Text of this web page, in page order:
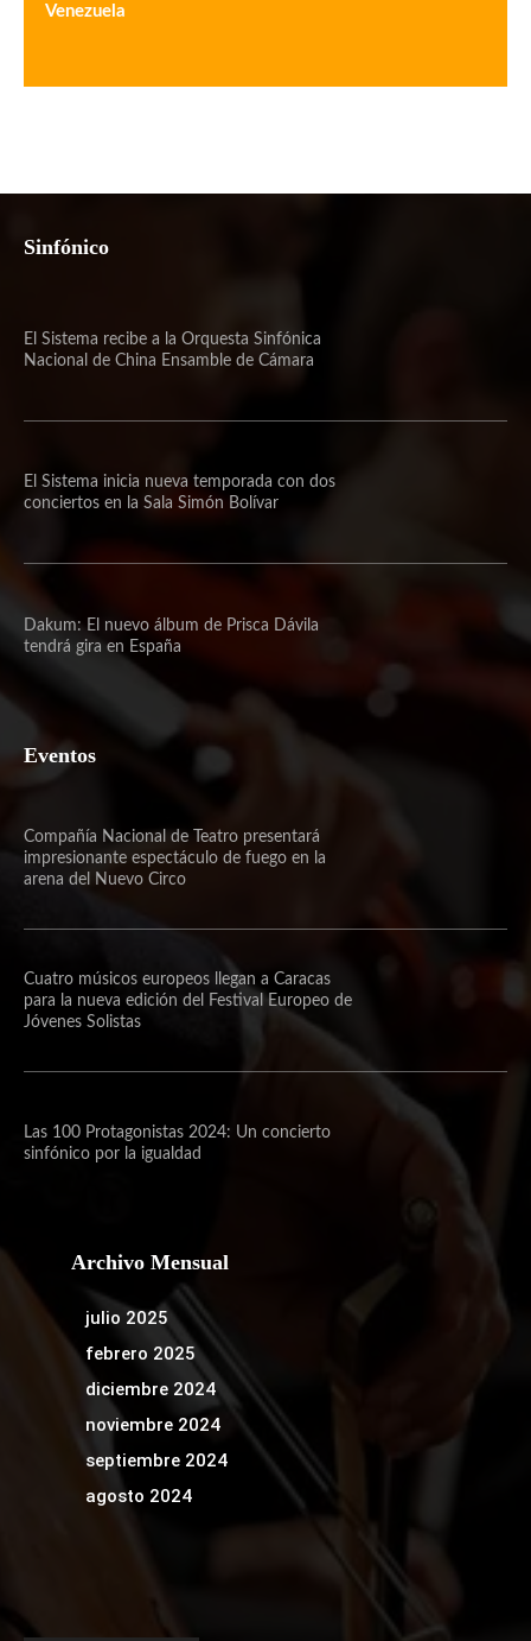
Venezuela
Sinfónico
El Sistema recibe a la Orquesta Sinfónica
Nacional de China Ensamble de Cámara
El Sistema inicia nueva temporada con dos
conciertos en la Sala Simón Bolívar
Dakum: El nuevo álbum de Prisca Dávila
tendrá gira en España
Eventos
Compañía Nacional de Teatro presentará
impresionante espectáculo de fuego en la
arena del Nuevo Circo
Cuatro músicos europeos llegan a Caracas
para la nueva edición del Festival Europeo de
Jóvenes Solistas
Las 100 Protagonistas 2024: Un concierto
sinfónico por la igualdad
Archivo Mensual
julio 2025
febrero 2025
diciembre 2024
noviembre 2024
septiembre 2024
agosto 2024